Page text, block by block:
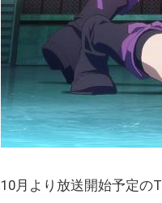
10月より放送開始予定の